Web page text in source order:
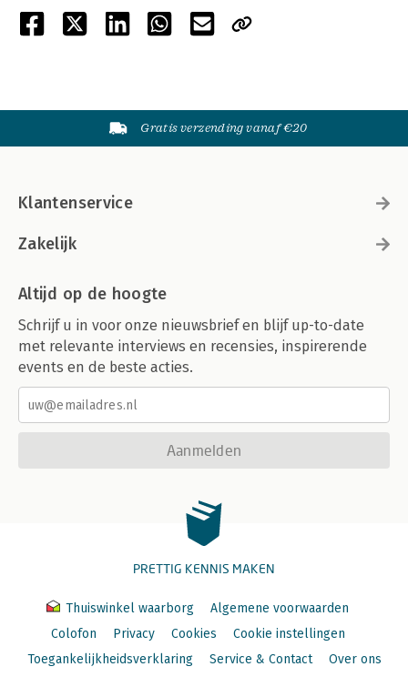
Gratis verzending vanaf €20
Klantenservice
Zakelijk
Altijd op de hoogte
Schrijf u in voor onze nieuwsbrief en blijf up-to-date
met relevante interviews en recensies, inspirerende
events en de beste acties.
Aanmelden
PRETTIG KENNIS MAKEN
Thuiswinkel waarborg
Algemene voorwaarden
Colofon
Privacy Cookies
Cookie instellingen
Toegankelijkheidsverklaring
Service & Contact Over ons